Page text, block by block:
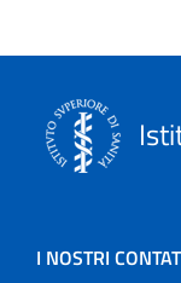
I NOSTRI